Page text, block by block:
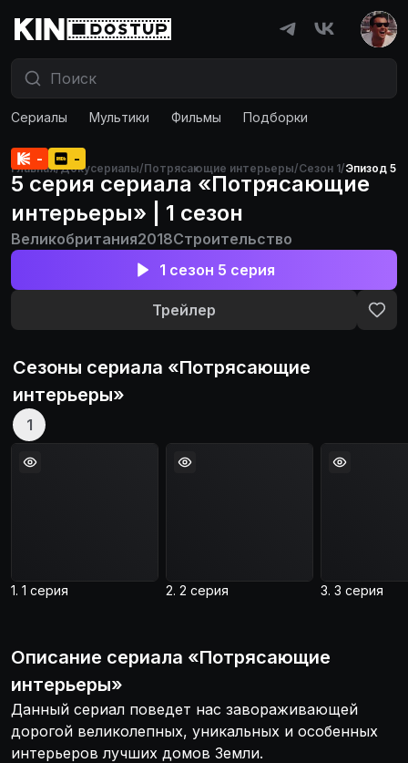
Сериалы Мультики Фильмы Подборки
Главная/Докусериалы/Потрясающие интерьеры/Сезон 1/Эпизод 5
- -
5 серия сериала «Потрясающие
интерьеры» | 1 сезон
Великобритания2018Строительство
1 сезон 5 серия
Трейлер
Сезоны сериала «Потрясающие
интерьеры»
1
1. 1 серия 2. 2 серия 3. 3 серия
Описание сериала «Потрясающие
интерьеры»
Данный сериал поведет нас завораживающей
дорогой великолепных, уникальных и особенных
интерьеров лучших домов Земли.